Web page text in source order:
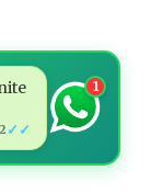
✓✓
1